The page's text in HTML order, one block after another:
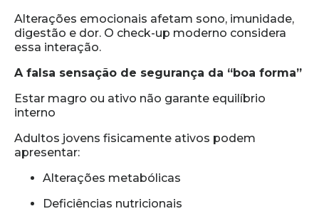
Alterações emocionais afetam sono, imunidade,
digestão e dor. O check-up moderno considera
essa interação.
A falsa sensação de segurança da “boa forma”
Estar magro ou ativo não garante equilíbrio
interno
Adultos jovens fisicamente ativos podem
apresentar:
Alterações metabólicas
Deficiências nutricionais